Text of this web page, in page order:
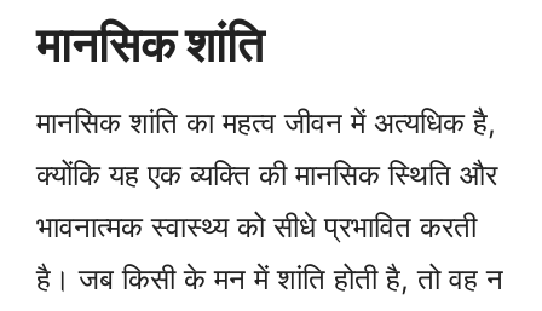
मानसिक शांति
मानसिक शांति का महत्व जीवन में अत्यधिक है,
क्योंकि यह एक व्यक्ति की मानसिक स्थिति और
भावनात्मक स्वास्थ्य को सीधे प्रभावित करती
है। जब किसी के मन में शांति होती है, तो वह न